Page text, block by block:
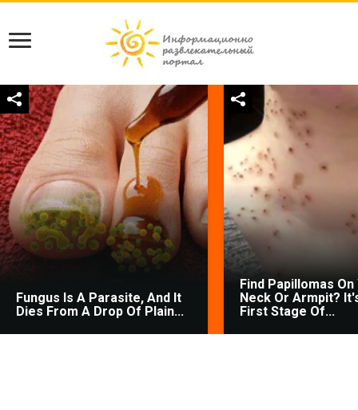
Fungus Is A Parasite, And It
Dies From A Drop Of Plain...
Find Papillomas On
Neck Or Armpit?
First Stage Of...